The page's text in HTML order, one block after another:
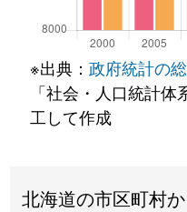
※出典： 政府統計の
「社会・人口統計
工して作成
北海道の市区町村